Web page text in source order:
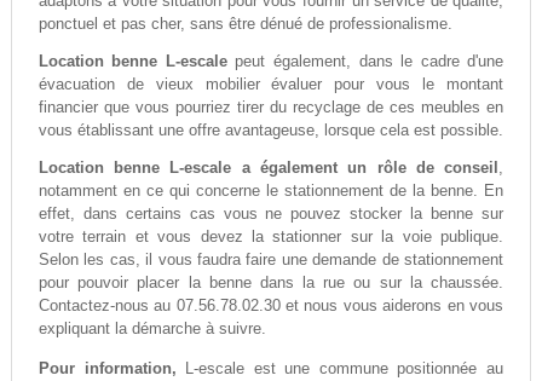
ponctuel et pas cher, sans être dénué de professionalisme.
Location benne L-escalepeut également, dans le cadre d'une
évacuation de vieux mobilier évaluer pour vous le montant
financier que vous pourriez tirer du recyclage de ces meubles en
vous établissant une offre avantageuse, lorsque cela est possible.
Location benne L-escale a également un rôle de conseil ,
notamment en ce qui concerne le stationnement de la benne. En
effet, dans certains cas vous ne pouvez stocker la benne sur
votre terrain et vous devez la stationner sur la voie publique.
Selon les cas, il vous faudra faire une demande de stationnement
pour pouvoir placer la benne dans la rue ou sur la chaussée.
Contactez-nous au 07.56.78.02.30 et nous vous aiderons en vous
expliquant la démarche à suivre.
Pour information, L-escale est une commune positionnée au